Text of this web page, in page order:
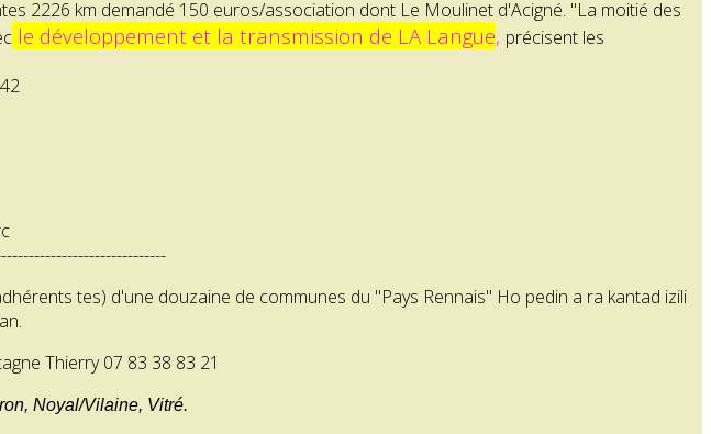
2226 km demandé 150 euros/association dont Le Moulinet d'Acigné. "La moitié des
le développement et la transmission de LA Langue, précisent les
tes) d'une douzaine de communes du "Pays Rennais" Ho pedin a ra kantad izili
Thierry 07 83 38 83 21
Noyal/Vilaine, Vitré.